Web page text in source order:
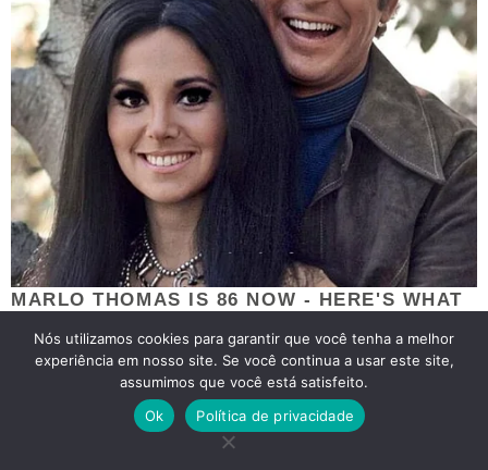
Nós utilizamos cookies para garantir que você tenha a melhor
experiência em nosso site. Se você continua a usar este site,
assumimos que você está satisfeito.
Ok
Política de privacidade